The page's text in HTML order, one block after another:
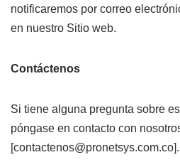
notificaremos por correo
en nuestro Sitio web.
Contáctenos
Si tiene alguna pregunta sobre
póngase en contacto con
[contactenos@pronetsys.com.co].